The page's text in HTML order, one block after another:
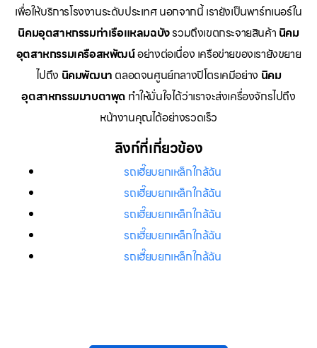
เพื่อให้บริการโรงงานระดับประเทศ นอกจากนี้ เรายังเป็นพาร์ทเนอร์ใน
นิคมอุตสาหกรรมท่าเรือแหลมฉบังรวมถึงเขตกระจายสินค้า นิคม
อุตสาหกรรมเครือสหพัฒน์อย่างต่อเนื่อง เครือข่ายของเรายังขยาย
ไปถึง นิคมพัฒนา ตลอดจนศูนย์กลางปิโตรเคมีอย่าง นิคม
อุตสาหกรรมมาบตาพุด ทำให้มั่นใจได้ว่าเราจะส่งเครื่องจักรไปถึง
หน้างานคุณได้อย่างรวดเร็ว
ลิงก์ที่เกี่ยวข้อง
รถเฮี๊ยบยกเหล็กใกล้ฉัน
รถเฮี๊ยบยกเหล็กใกล้ฉัน
รถเฮี๊ยบยกเหล็กใกล้ฉัน
รถเฮี๊ยบยกเหล็กใกล้ฉัน
รถเฮี๊ยบยกเหล็กใกล้ฉัน